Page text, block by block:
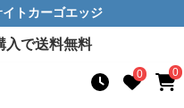
ト カーゴエッジ
入で送料無料
0 0